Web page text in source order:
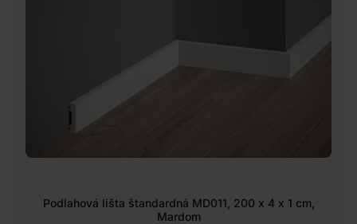
Podlahová lišta štandardná MD011, 200 x 4 x 1 cm,
Mardom